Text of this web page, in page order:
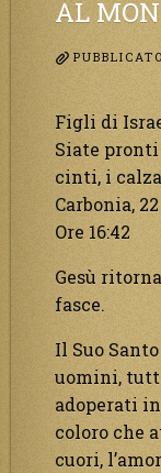
AL
Figli di
Siate pronti
cinti, i
Carbonia,
Ore 16:42
Gesù
fasce.
Il Suo
uomini,
adoperati
coloro che
cuori,